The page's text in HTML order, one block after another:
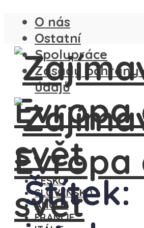
O nás
Ostatní
Spolupráce
Zásady ochrany
údajů
ČESKO
SLOVENSKO
ANGLIE
FRANCIE
Štítek: